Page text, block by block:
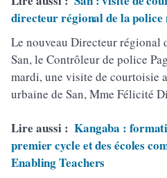
directeur régional de la
Le nouveau Directeur régional
San, le Contrôleur de police
mardi, une visite de courtoisie
urbaine de San, Mme Félicité
Lire aussi : Kangaba :
premier cycle et des écoles
Enabling Teachers